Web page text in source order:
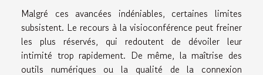
Malgré ces avancées indéniables, certaines limites
subsistent. Le recours à la visioconférence peut freiner
les plus réservés, qui redoutent de dévoiler leur
intimité trop rapidement. De même, la maîtrise des
outils numériques ou la qualité de la connexion